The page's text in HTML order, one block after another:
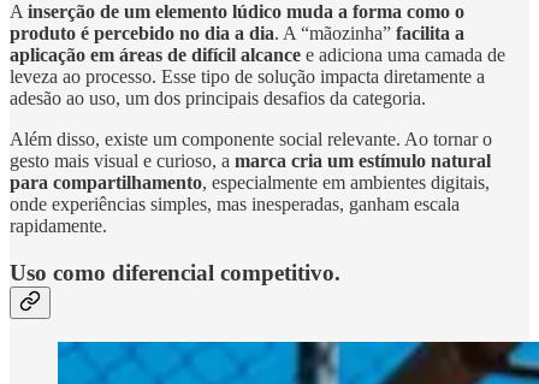
Ainserção de um elemento lúdico muda a forma como o
produto é percebido no dia a dia. A “mãozinha” facilita a
aplicação em áreas de difícil alcance e adiciona uma camada de
leveza ao processo. Esse tipo de solução impacta diretamente a
adesão ao uso, um dos principais desafios da categoria.
Além disso, existe um componente social relevante. Ao tornar o
gesto mais visual e curioso, a marca cria um estímulo natural
para compartilhamento, especialmente em ambientes digitais,
onde experiências simples, mas inesperadas, ganham escala
rapidamente.
Uso como diferencial competitivo.